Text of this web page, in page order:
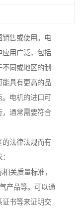
销售或使用。电
应用广泛，包括
同或地区的制
能具有更高的品
电机的进口可
，通常需要符合
的法律法规而有
关质量标准，
产品等。可以通
证书等来证明交